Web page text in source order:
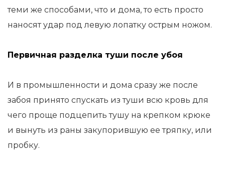
теми же способами, что и дома, то есть просто
наносят удар под левую лопатку острым ножом.
Первичная разделка туши после убоя
И в промышленности и дома сразу же после
забоя принято спускать из туши всю кровь для
чего проще подцепить тушу на крепком крюке
и вынуть из раны закупорившую ее тряпку, или
пробку.